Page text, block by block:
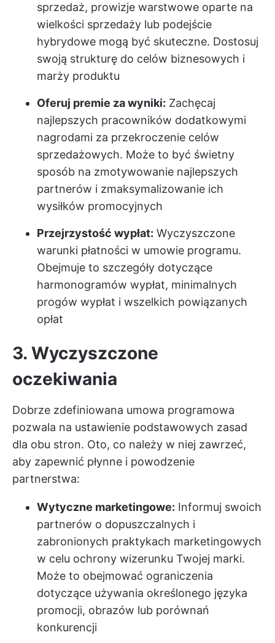
sprzedaż, prowizje warstwowe oparte na
wielkości sprzedaży lub podejście
hybrydowe mogą być skuteczne. Dostosuj
swoją strukturę do celów biznesowych i
marży produktu
Oferuj premie za wyniki: Zachęcaj
najlepszych pracowników dodatkowymi
nagrodami za przekroczenie celów
sprzedażowych. Może to być świetny
sposób na zmotywowanie najlepszych
partnerów i zmaksymalizowanie ich
wysiłków promocyjnych
Przejrzystość wypłat: Wyczyszczone
warunki płatności w umowie programu.
Obejmuje to szczegóły dotyczące
harmonogramów wypłat, minimalnych
progów wypłat i wszelkich powiązanych
opłat
3. Wyczyszczone
oczekiwania
Dobrze zdefiniowana umowa programowa
pozwala na ustawienie podstawowych zasad
dla obu stron. Oto, co należy w niej zawrzeć,
aby zapewnić płynne i powodzenie
partnerstwa:
Wytyczne marketingowe: Informuj swoich
partnerów o dopuszczalnych i
zabronionych praktykach marketingowych
w celu ochrony wizerunku Twojej marki.
Może to obejmować ograniczenia
dotyczące używania określonego języka
promocji, obrazów lub porównań
konkurencji